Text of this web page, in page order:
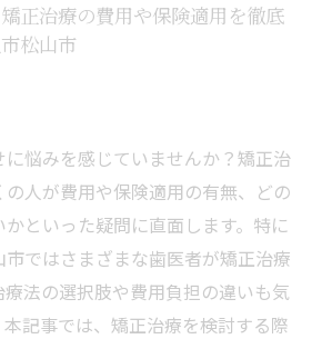
正治療の費用や保険適用を徹底
松山市
悩みを感じていませんか？矯正治
人が費用や保険適用の有無、どの
といった疑問に直面します。特に
ではさまざまな歯医者が矯正治療
法の選択肢や費用負担の違いも気
記事では、矯正治療を検討する際